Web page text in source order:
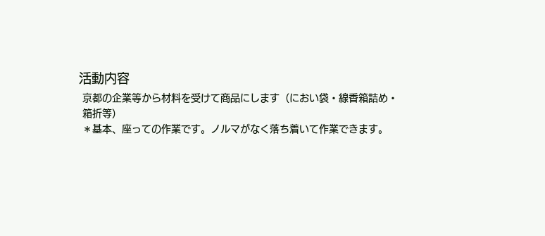
活動内容
京都の企業等から材料を受けて商品にします（におい袋・線香箱詰め・
箱折等）
＊基本、座っての作業です。ノルマがなく落ち着いて作業できます。